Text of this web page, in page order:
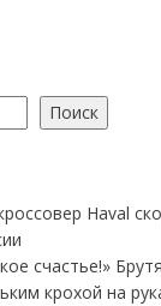
Поиск
Haval
счастье!»
крохой на